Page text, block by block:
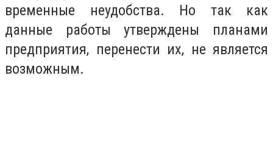
временные неудобства. Но так как
данные работы утверждены планами
предприятия, перенести их, не является
возможным.